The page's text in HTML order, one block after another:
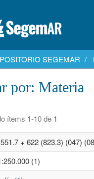
SEGEMAR
por: Materia
ítems 1-10 de 1
+ 622 (823.3) (047)
(1)